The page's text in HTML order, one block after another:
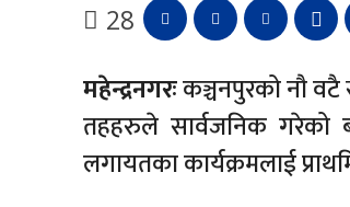
28
महेन्द्रनगरःकञ्चनपुरको नौ
तहहरुले सार्वजनिक गरेको
लगायतका कार्यक्रमलाई